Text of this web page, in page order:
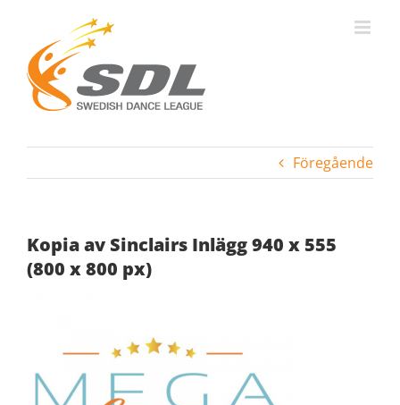
innehållet
Föregående
Kopia av Sinclairs Inlägg 940 x 555
(800 x 800 px)